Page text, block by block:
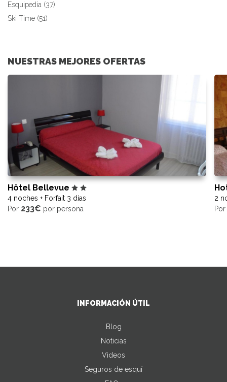
Esquipedia (37)
Ski Time (51)
NUESTRAS MEJORES OFERTAS
Hôtel Bellevue
4 noches + Forfait 3 días
Por 233€ por persona
2
Por
INFORMACIÓN ÚTIL
Blog
Noticias
Videos
Seguros de esquí